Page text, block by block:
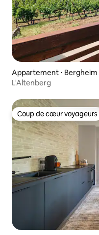
Appartement ⋅ Bergheim
L'Altenberg
Coup de cœur voyageurs
Coup de cœur voyageurs